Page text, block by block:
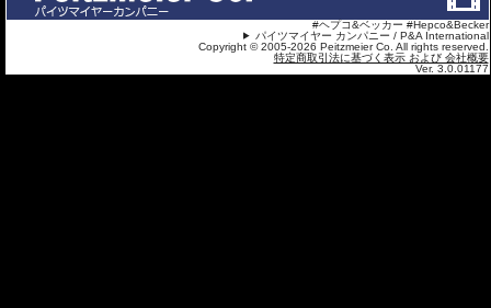
#ヘプコ&ベッカー #Hepco&Becker
パイツマイヤー カンパニー / P&A International
Copyright © 2005-2026 Peitzmeier Co. All rights reserved.
特定商取引法に基づく表示 および 会社概要
Ver. 3.0.01177